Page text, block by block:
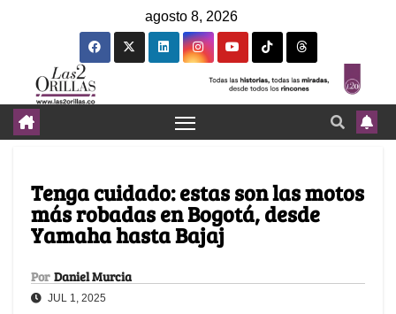
agosto 8, 2026
Tenga cuidado: estas son las motos
más robadas en Bogotá, desde
Yamaha hasta Bajaj
Por Daniel Murcia
JUL 1, 2025